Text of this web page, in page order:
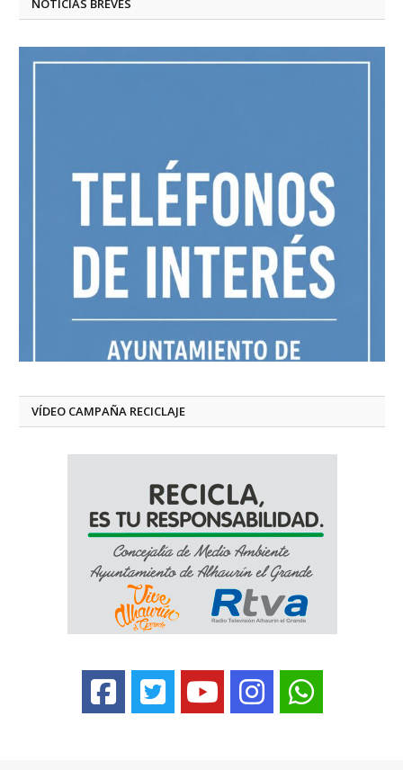
NOTICIAS BREVES
VÍDEO CAMPAÑA RECICLAJE